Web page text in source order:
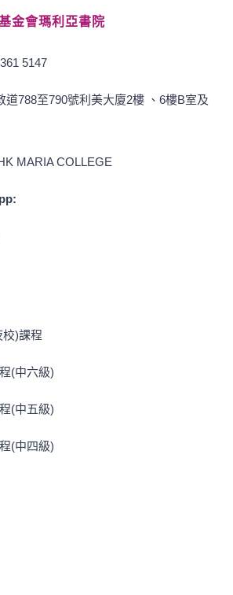
金會瑪利亞書院
5147
道788至790號利美大廈2樓 、6樓B室及
MARIA COLLEGE
)課程
(中六級)
(中五級)
(中四級)